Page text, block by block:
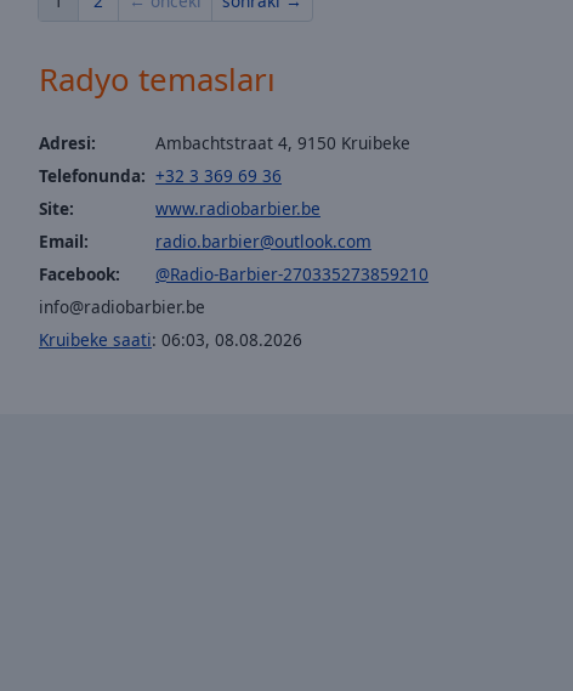
Edge
Style
Font
Family
Radyo temasları
Adresi:
Ambachtstraat 4, 9150 Kruibeke
Telefonunda: +32 3 369 69 36
Site:
www.radiobarbier.be
Email:
radio.barbier@outlook.com
Facebook:
@Radio-Barbier-270335273859210
info@radiobarbier.be
Kruibeke saati: 06:03, 08.08.2026